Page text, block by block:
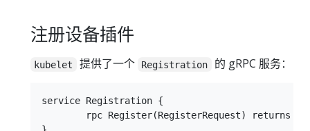
注册设备插件
kubelet 提供了一个 Registration 的 gRPC 服务：
service Registration {